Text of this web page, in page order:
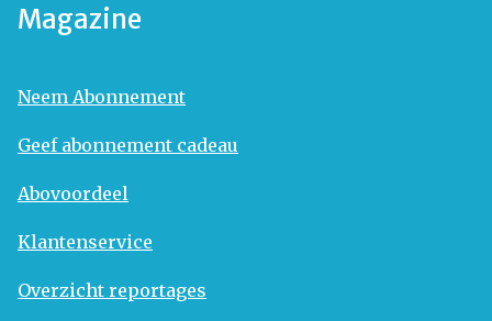
Magazine
Neem Abonnement
Geef abonnement cadeau
Abovoordeel
Klantenservice
Overzicht reportages